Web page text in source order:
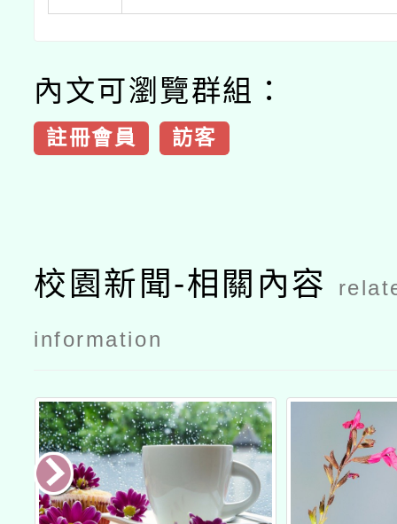
內文可瀏覽群組：
註冊會員 訪客
校園新聞-相關內容
information